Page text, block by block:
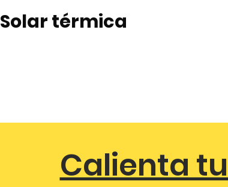
Solar térmica
Calienta